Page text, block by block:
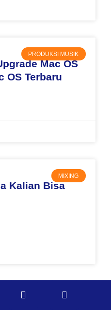
PRODUKSI MUSIK
Mac OS
OS Terbaru
MIXING
Kalian Bisa